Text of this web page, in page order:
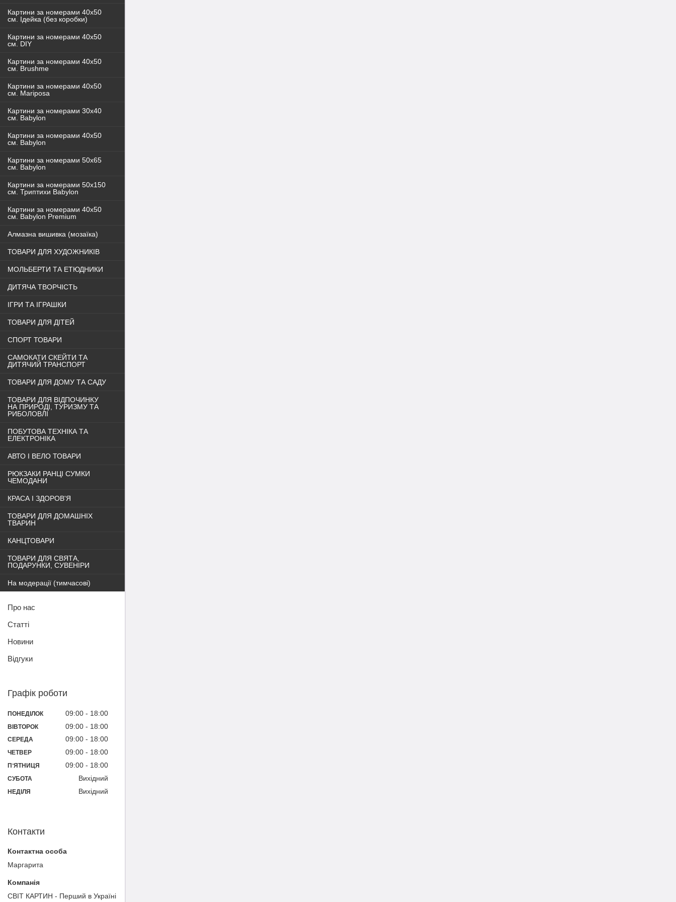
Картини за номерами 40x50
см. Ідейка (без коробки)
Картини за номерами 40х50
см. DIY
Картини за номерами 40х50
см. Brushme
Картини за номерами 40х50
см. Mariposa
Картини за номерами 30х40
см. Babylon
Картини за номерами 40х50
см. Babylon
Картини за номерами 50х65
см. Babylon
Картини за номерами 50х150
см. Триптихи Babylon
Картини за номерами 40х50
см. Babylon Premium
Алмазна вишивка (мозаїка)
ТОВАРИ ДЛЯ ХУДОЖНИКІВ
МОЛЬБЕРТИ ТА ЕТЮДНИКИ
ДИТЯЧА ТВОРЧІСТЬ
ІГРИ ТА ІГРАШКИ
ТОВАРИ ДЛЯ ДІТЕЙ
СПОРТ ТОВАРИ
САМОКАТИ СКЕЙТИ ТА
ДИТЯЧИЙ ТРАНСПОРТ
ТОВАРИ ДЛЯ ДОМУ ТА САДУ
ТОВАРИ ДЛЯ ВІДПОЧИНКУ
НА ПРИРОДІ, ТУРИЗМУ ТА
РИБОЛОВЛІ
ПОБУТОВА ТЕХНІКА ТА
ЕЛЕКТРОНІКА
АВТО І ВЕЛО ТОВАРИ
РЮКЗАКИ РАНЦІ СУМКИ
ЧЕМОДАНИ
КРАСА І ЗДОРОВ'Я
ТОВАРИ ДЛЯ ДОМАШНІХ
ТВАРИН
КАНЦТОВАРИ
ТОВАРИ ДЛЯ СВЯТА,
ПОДАРУНКИ, СУВЕНІРИ
На модерації (тимчасові)
Про нас
Статті
Новини
Відгуки
Графік роботи
ПОНЕДІЛОК 09:00 18:00
ВІВТОРОК 09:00 18:00
СЕРЕДА 09:00 18:00
ЧЕТВЕР 09:00 18:00
ПʼЯТНИЦЯ 09:00 18:00
СУБОТА Вихідний
НЕДІЛЯ Вихідний
Контакти
Маргарита
СВІТ КАРТИН - Перший в Україні